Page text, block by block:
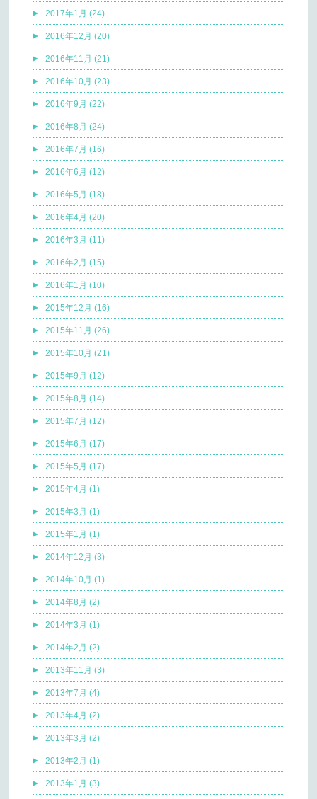
2017年1月 (24)
2016年12月 (20)
2016年11月 (21)
2016年10月 (23)
2016年9月 (22)
2016年8月 (24)
2016年7月 (16)
2016年6月 (12)
2016年5月 (18)
2016年4月 (20)
2016年3月 (11)
2016年2月 (15)
2016年1月 (10)
2015年12月 (16)
2015年11月 (26)
2015年10月 (21)
2015年9月 (12)
2015年8月 (14)
2015年7月 (12)
2015年6月 (17)
2015年5月 (17)
2015年4月 (1)
2015年3月 (1)
2015年1月 (1)
2014年12月 (3)
2014年10月 (1)
2014年8月 (2)
2014年3月 (1)
2014年2月 (2)
2013年11月 (3)
2013年7月 (4)
2013年4月 (2)
2013年3月 (2)
2013年2月 (1)
2013年1月 (3)